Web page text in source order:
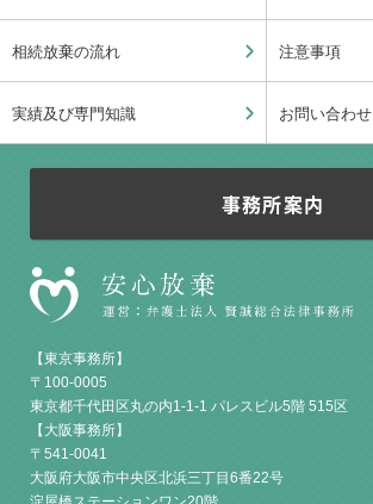
相続放棄の流れ 注意事項
実績及び専門知識 お問い合わせ
事務所案内
【東京事務所】
〒100-0005
東京都千代田区丸の内1-1-1 パレスビル5階 515区
【大阪事務所】
〒541-0041
大阪府大阪市中央区北浜三丁目6番22号